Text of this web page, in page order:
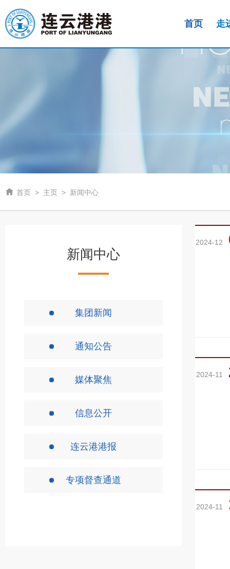
首页 走
 首页 > 主页 > 新闻中心
新闻中心
集团新闻
通知公告
媒体聚焦
信息公开
连云港港报
专项督查通道
2024-12
2024-11
2024-11